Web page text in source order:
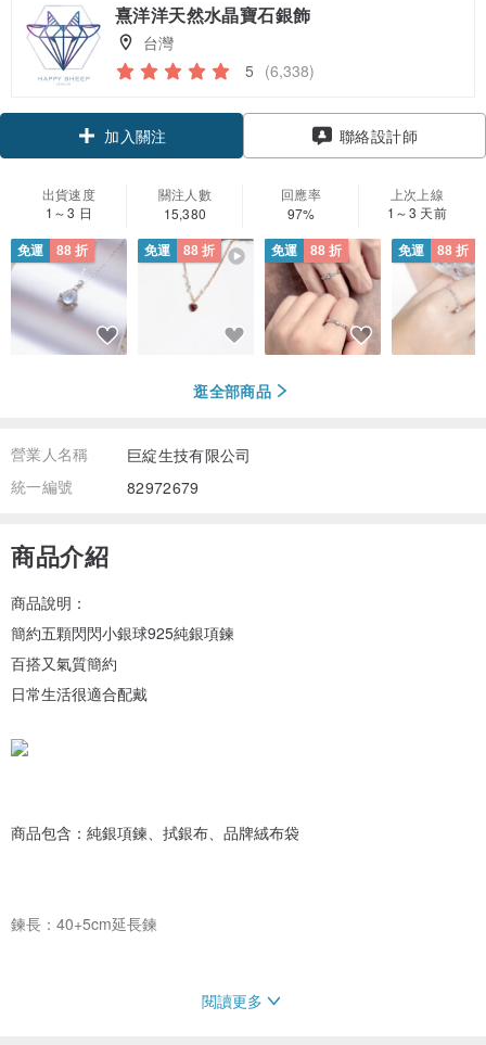
熹洋洋天然水晶寶石銀飾
台灣
5 (6,338)
加入關注 聯絡設計師
出貨速度
1～3 日
關注人數
15,380
回應率
97%
上次上線
1～3 天前
免運 88 折 免運 88 折 免運 88 折 免運 88 折
逛全部商品
營業人名稱
巨綻生技有限公司
統一編號
82972679
商品介紹
商品說明：
簡約五顆閃閃小銀球925純銀項鍊
百搭又氣質簡約
日常生活很適合配戴
商品包含：純銀項鍊、拭銀布、品牌絨布袋
鍊長：40+5cm延長鍊
保養方式：若銀飾氧化變黑可用拭銀布擦拭即可變亮
閱讀更多